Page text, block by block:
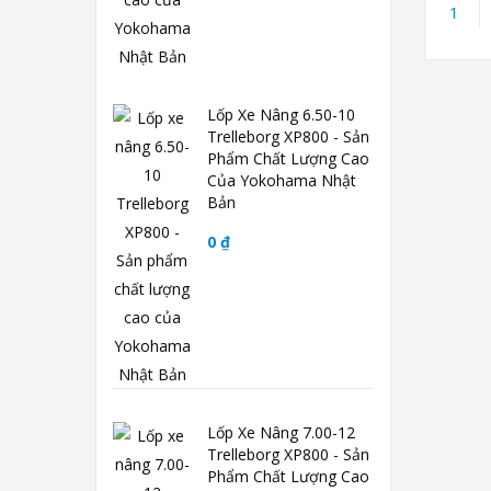
Lốp Xe Nâng 6.50-10
Trelleborg XP800 - Sản
Phẩm Chất Lượng Cao
Của Yokohama Nhật
Bản
0 ₫
Lốp Xe Nâng 7.00-12
Trelleborg XP800 - Sản
Phẩm Chất Lượng Cao
1